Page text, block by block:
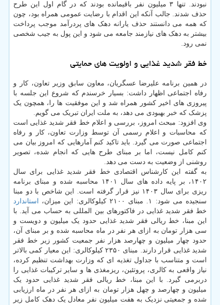
نبودند. تنها ۳ میلیون نفر باقیمانده بودند که در گام اول این طرح
حذف شدند. جالب آنکه این اقدام با رضایت عمومی همراه بود، چون
که همه می دانستند حذف یارانه دهک های پردرآمد موجب پرداخت
بیشتر به دهک های نیازمند جامعه می شود و این پول به جیب شخصی
نمی رود.
خط فقر شدید غذایی و اولویت های حمایتی
در همین برنامه علیرضا عسگریان، معاون سابق وزیر تعاون، کار و
رفاه اجتماعی اظهار داشت: بسیار خرسندم که شروع این جلسه با
پیروزی های اخیر کشور همراه شد و این موفقیت ها را، همچون یک
پزشک که خبر بهبودی می دهد، به ملت ایران تبریک می گویم.
وی افزود: مبحث امروز، بررسی و اعلام خط فقر شدید غذایی است
که محاسبات و اعلام رسمی آن توسط وزارت تعاون، کار و رفاه
اجتماعی صورت می گیرد. باید تاکید کنم آمارهایی که امروز بیان می
کنم کامل نیست، اما بر مبنای طرح هایی که انجام شده، تصویر
روشنی از وضعیت به دست می دهد.
به گفته این کارشناس اقتصادی خط فقر شدید غذایی برای سال
۱۴۰۲، بر پایه داده های سال ۱۴۰۱ محاسبه شده و مبنای برنامه
ریزی برای سال ۱۴۰۳ نیز قرار گرفته است. این شاخص با دو مبنا
سنجیده می شود: ۱. مبنای ۲۱۰۰ کیلوکالری: این میزان،
استاندارد
خط فقر شدید غذایی در فاکتورهای بین المللی به حساب می آید. با
این مبنا، خط ریالی فقر شدید غذایی حدود یک میلیون و دویست و
سی هزار تومان به ازای هر نفر در ماه محاسبه شده و بر مبنای آن،
حدود چهار میلیون و چهارصد هزار نفر جمعیت کشور زیر خط فقر
شدید غذایی قرار دارند. مبنای ۲۳۵۰ کیلوکالری: این معیار کمی بالاتر
است و متناسب با جداول تغذیه ای که وزارت بهداشت تنظیم کرده،
نیاز واقعی به کالری، پروتئین، ریزمغذی ها و سایر ترکیبات غذایی را
دربرمی گیرد. با این مبنا، خط ریالی فقر شدید غذایی حدود یک
میلیون و چهارصد و چهل هزار تومان به ازای هر نفر در ماه ارزیابی
شده و جمعیتی نزدیک به هفت میلیون نفر معادل یک دهک کامل زیر